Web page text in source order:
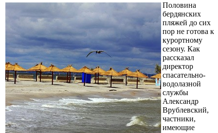
Половина
бердянских
пляжей до сих
пор не готова к
курортному
сезону. Как
рассказал
директор
спасательно-
водолазной
службы
Александр
Врублевский,
частники,
имеющие